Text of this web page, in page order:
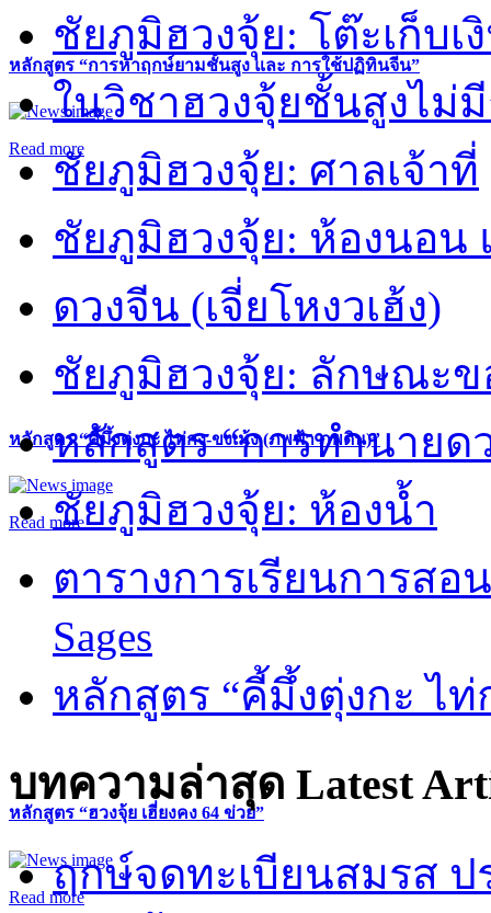
หลักสูตร “การหาฤกษ์ยามชั้นสูง และ การใช้ปฏิทินจีน”
Read more
หลักสูตร “คี้มึ้งตุ่งกะ ไท่กง-ขงเม้ง (ภพฟ้า ภพดิน)”
Read more
หลักสูตร “ฮวงจุ้ย เฮี่ยงคง 64 ข่วย”
Read more
ชัยภูมิฮวงจุ้ย: โต๊ะเก็บเ
ในวิชาฮวงจุ้ยชั้นสูงไม่
ชัยภูมิฮวงจุ้ย: ศาลเจ้าที่
ชัยภูมิฮวงจุ้ย: ห้องนอน
ดวงจีน (เจี่ยโหงวเฮ้ง)
ชัยภูมิฮวงจุ้ย: ลักษณะ
หลักสูตร “การทำนายด
ชัยภูมิฮวงจุ้ย: ห้องน้ำ
ตารางการเรียนการส
Sages
หลักสูตร “คี้มึ้งตุ่งกะ ไ
บทความล่าสุด Latest
ฤกษ์จดทะเบียนสมรส ป